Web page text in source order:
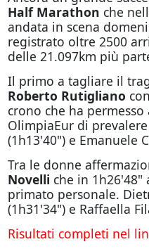
Half Marathon che
andata in scena
registrato oltre 2500
delle 21.097km più
Il primo a tagliare il
Roberto Rutigliano
crono che ha
OlimpiaEur di
(1h13'40") e Emanuele
Tra le donne
Novelli che in 1h26'48"
primato personale.
(1h31'34") e Raffaella
Risultati completi nel